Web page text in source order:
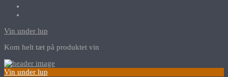
Vin under lup
Kom helt tæt på produktet vin
Vin under lup